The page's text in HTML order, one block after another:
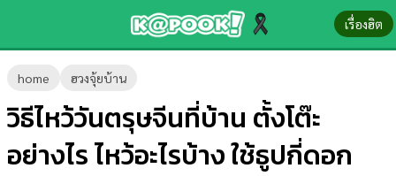
เรื่องฮิต
home ฮวงจุ้ยบ้าน
วิธีไหว้วันตรุษจีนที่บ้าน ตั้งโต๊ะ
อย่างไร ไหว้อะไรบ้าง ใช้ธูปกี่ดอก
ข่าว-
ความ
รู้